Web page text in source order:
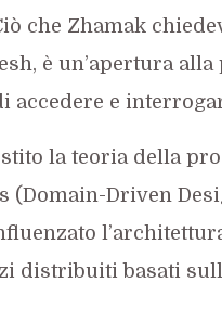
che Zhamak
è un’apertura
accedere e
la teoria della
(Domain-Driven
distribuiti basati